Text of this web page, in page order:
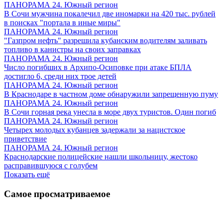
ПАНОРАМА 24. Южный регион
В Сочи мужчина покалечил две иномарки на 420 тыс. рублей
в поисках "портала в иные миры"
ПАНОРАМА 24. Южный регион
"Газпром нефть" разрешила кубанским водителям заливать
топливо в канистры на своих заправках
ПАНОРАМА 24. Южный регион
Число погибших в Архипо-Осиповке при атаке БПЛА
достигло 6, среди них трое детей
ПАНОРАМА 24. Южный регион
В Краснодаре в частном доме обнаружили запрещенную пуму
ПАНОРАМА 24. Южный регион
В Сочи горная река унесла в море двух туристов. Один погиб
ПАНОРАМА 24. Южный регион
Четырех молодых кубанцев задержали за нацистское
приветствие
ПАНОРАМА 24. Южный регион
Краснодарские полицейские нашли школьницу, жестоко
расправившуюся с голубем
Показать ещё
Самое просматриваемое